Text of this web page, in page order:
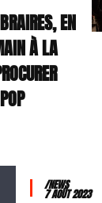
EN
À LA
/NEWS
7 AOÛT 2023